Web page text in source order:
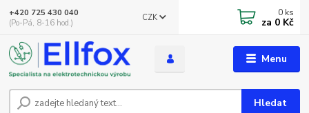
Menu
CZK
Hledat
+420 725 430 040
(Po-Pá, 8-16 hod.)
0 ks
za 0 Kč